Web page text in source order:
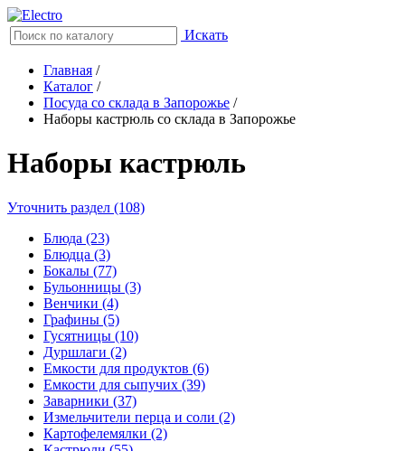
Искать
Главная /
Каталог /
Посуда со склада в Запорожье /
Наборы кастрюль со склада в Запорожье
Наборы кастрюль
Уточнить раздел (108)
Блюда (23)
Блюдца (3)
Бокалы (77)
Бульонницы (3)
Венчики (4)
Графины (5)
Гусятницы (10)
Дуршлаги (2)
Емкости для продуктов (6)
Емкости для сыпучих (39)
Заварники (37)
Измельчители перца и соли (2)
Картофелемялки (2)